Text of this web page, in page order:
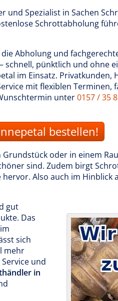
und Spezialist in Sachen
Schrottabholung
Abholung und
pünktlich und ohne
im Einsatz. Privatkunden,
mit flexiblen
unter0157 / 35
bestellen!
oder in einem
sind. Zudem birgt
Also auch im Hinblick
gut
Das
sich
mehr
und
in